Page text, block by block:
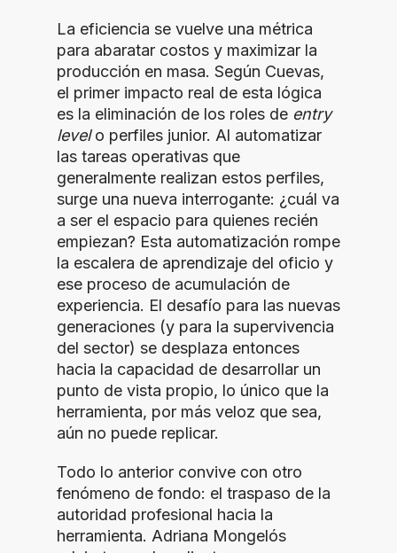
La eficiencia se vuelve una métrica
para abaratar costos y maximizar la
producción en masa. Según Cuevas,
el primer impacto real de esta lógica
es la eliminación de los roles de entry
levelo perfiles junior. Al automatizar
las tareas operativas que
generalmente realizan estos perfiles,
surge una nueva interrogante: ¿cuál va
a ser el espacio para quienes recién
empiezan? Esta automatización rompe
la escalera de aprendizaje del oficio y
ese proceso de acumulación de
experiencia. El desafío para las nuevas
generaciones (y para la supervivencia
del sector) se desplaza entonces
hacia la capacidad de desarrollar un
punto de vista propio, lo único que la
herramienta, por más veloz que sea,
aún no puede replicar.
Todo lo anterior convive con otro
fenómeno de fondo: el traspaso de la
autoridad profesional hacia la
herramienta. Adriana Mongelós